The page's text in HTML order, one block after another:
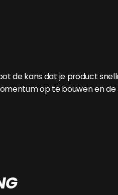
de kans dat je product
op te bouwen en